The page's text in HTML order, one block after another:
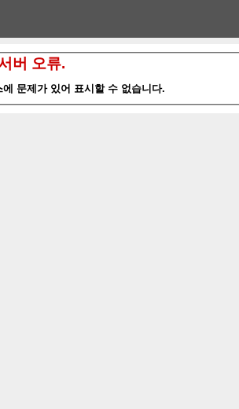
버 오류.
에 문제가 있어 표시할 수 없습니다.